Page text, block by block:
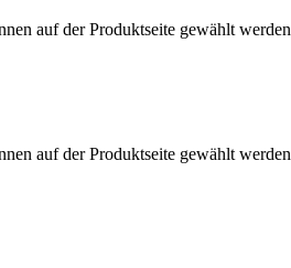
auf der Produktseite gewählt werden
auf der Produktseite gewählt werden